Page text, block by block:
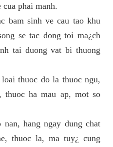
phai manh.
bam sinh ve cau tao khu
se tac dong toi ma¿ch
tai duong vat bi thuong
thuoc do la thuoc ngu,
thuoc ha mau ap, mot so
nan, hang ngay dung chat
thuoc la, ma tuy¿ cung